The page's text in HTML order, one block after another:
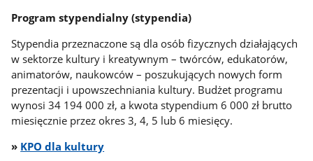
Program stypendialny (stypendia)
Stypendia przeznaczone są dla osób fizycznych działających
w sektorze kultury i kreatywnym – twórców, edukatorów,
animatorów, naukowców – poszukujących nowych form
prezentacji i upowszechniania kultury. Budżet programu
wynosi 34 194 000 zł, a kwota stypendium 6 000 zł brutto
miesięcznie przez okres 3, 4, 5 lub 6 miesięcy.
» KPO dla kultury